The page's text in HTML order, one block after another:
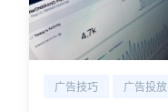
广告技巧 广告投放